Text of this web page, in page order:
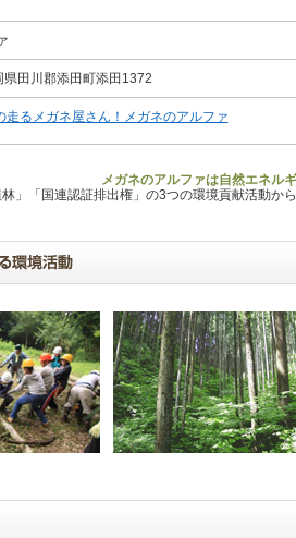
田川郡添田町添田1372
走るメガネ屋さん！メガネのアルファ
メガネのアルファは自然エネル
」「国連認証排出権」の3つの環境貢献活動か